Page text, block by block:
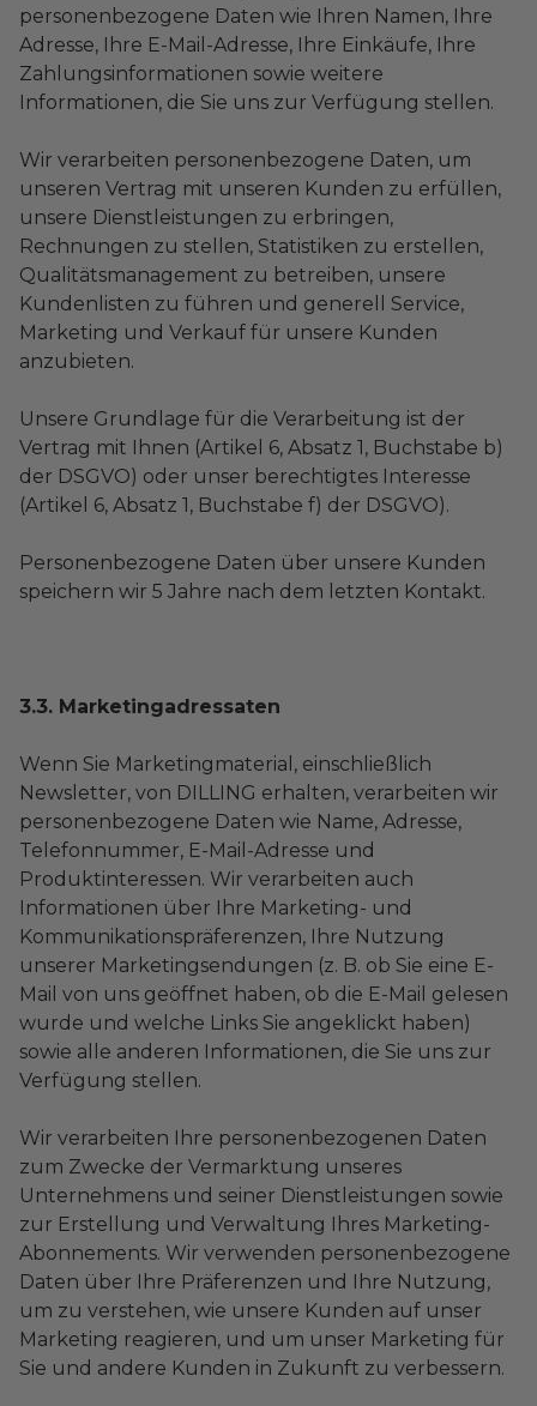
personenbezogene Daten wie Ihren Namen, Ihre
Adresse, Ihre E-Mail-Adresse, Ihre Einkäufe, Ihre
Zahlungsinformationen sowie weitere
Informationen, die Sie uns zur Verfügung stellen.
Wir verarbeiten personenbezogene Daten, um
unseren Vertrag mit unseren Kunden zu erfüllen,
unsere Dienstleistungen zu erbringen,
Rechnungen zu stellen, Statistiken zu erstellen,
Qualitätsmanagement zu betreiben, unsere
Kundenlisten zu führen und generell Service,
Marketing und Verkauf für unsere Kunden
anzubieten.
Unsere Grundlage für die Verarbeitung ist der
Vertrag mit Ihnen (Artikel 6, Absatz 1, Buchstabe b)
der DSGVO) oder unser berechtigtes Interesse
(Artikel 6, Absatz 1, Buchstabe f) der DSGVO).
Personenbezogene Daten über unsere Kunden
speichern wir 5 Jahre nach dem letzten Kontakt.
3.3. Marketingadressaten
Wenn Sie Marketingmaterial, einschließlich
Newsletter, von DILLING erhalten, verarbeiten wir
personenbezogene Daten wie Name, Adresse,
Telefonnummer, E-Mail-Adresse und
Produktinteressen. Wir verarbeiten auch
Informationen über Ihre Marketing- und
Kommunikationspräferenzen, Ihre Nutzung
unserer Marketingsendungen (z. B. ob Sie eine E-
Mail von uns geöffnet haben, ob die E-Mail gelesen
wurde und welche Links Sie angeklickt haben)
sowie alle anderen Informationen, die Sie uns zur
Verfügung stellen.
Wir verarbeiten Ihre personenbezogenen Daten
zum Zwecke der Vermarktung unseres
Unternehmens und seiner Dienstleistungen sowie
zur Erstellung und Verwaltung Ihres Marketing-
Abonnements. Wir verwenden personenbezogene
Daten über Ihre Präferenzen und Ihre Nutzung,
um zu verstehen, wie unsere Kunden auf unser
Marketing reagieren, und um unser Marketing für
Sie und andere Kunden in Zukunft zu verbessern.